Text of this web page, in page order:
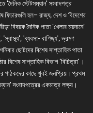
স্টেটসম্যান' সংবাদপত্র
ফিচারগুলি হল– রাজ্য, দেশ ও বিদেশের
বিষয়ক দৈনিক পাতা 'খেলার ময়দানে'
'স্বাস্থ্য', 'ব্যবসা- বাণিজ্য', ভ্রমণ
ছোটদের বিশেষ সাপ্তাহিক পাতা
বিশেষ সাপ্তাহিক বিভাগ 'বিচিত্রা'।
পাঠকদের কাছে খুবই জনপ্রিয়। প্রথম
সংবাদপত্রের একমাত্র লক্ষ্য।